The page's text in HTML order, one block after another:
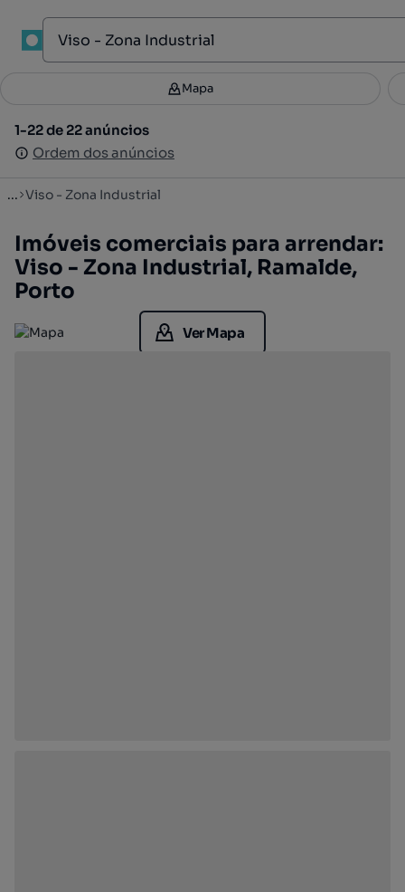
Filtros 3
1-22 de 22 anúncios
Ordem dos anúncios
Mapa
1-22 de 22 anúncios
Ordem dos anúncios
... Viso - Zona Industrial
Imóveis comerciais para arrendar:
Viso - Zona Industrial, Ramalde,
Porto
Ver Mapa